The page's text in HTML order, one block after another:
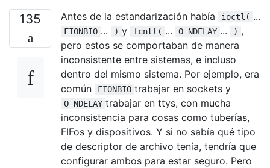
135 Antes de la estandarización había ioctl( ...
FIONBIO ... ) y fcntl( ... O_NDELAY ... ) ,
pero estos se comportaban de manera
inconsistente entre sistemas, e incluso
dentro del mismo sistema. Por ejemplo, era
común
FIONBIO trabajar en sockets y
O_NDELAY trabajar en ttys, con mucha
inconsistencia para cosas como tuberías,
FIFos y dispositivos. Y si no sabía qué tipo
de descriptor de archivo tenía, tendría que
configurar ambos para estar seguro. Pero